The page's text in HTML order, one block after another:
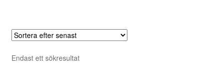
Endast ett sökresultat